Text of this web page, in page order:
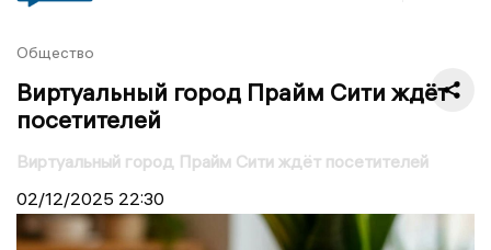
Общество
Виртуальный город Прайм Сити ждёт
посетителей
Виртуальный город Прайм Сити ждёт посетителей
02/12/2025 22:30